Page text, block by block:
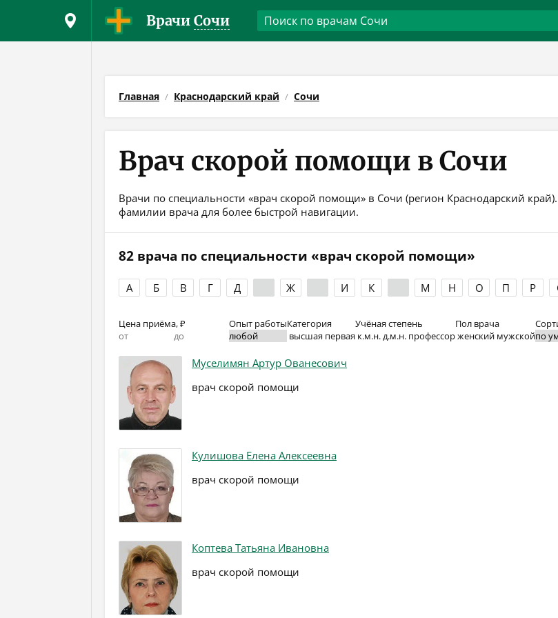
Врачи Сочи
Главная Краснодарский край Сочи
Врач скорой помощи в Сочи
Врачи по специальности «врач скорой помощи» в Сочи (регион Краснодарский
фамилии врача для более быстрой навигации.
82 врача по специальности «врач скорой помощи»
А Б В Г Д Ж И К М Н О П Р
Цена приёма, ₽ Опыт работыКатегория
высшая первая
Учёная степень
к.м.н.д.м.н. профессор
Пол врача
женский мужской
Муселимян Артур Ованесович
врач скорой помощи
Кулишова Елена Алексеевна
врач скорой помощи
Коптева Татьяна Ивановна
врач скорой помощи